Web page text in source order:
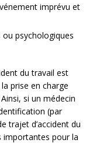
imprévu et
psychologiques
du travail est
prise en charge
si un médecin
(par
trajet d’accident du
importantes pour la